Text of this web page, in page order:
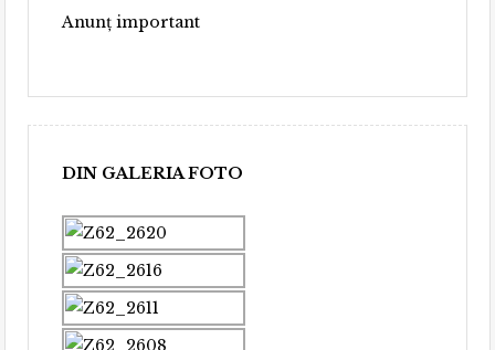
Anunț important
DIN GALERIA FOTO